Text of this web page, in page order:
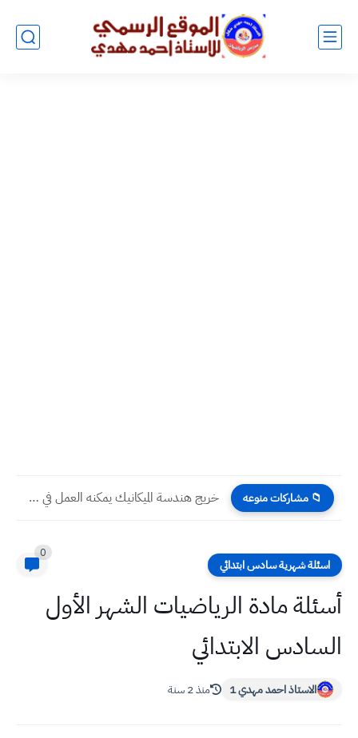
📁 مشاركات منوعه خريج هندسة الميكانيك يمكنه العمل في عدة وزارات في العراق...
اسئلة شهرية سادس ابتدائي
0
أسئلة مادة الرياضيات الشهر الأول
السادس الابتدائي
الاستاذ احمد مهدي 1 منذ 2 سنة